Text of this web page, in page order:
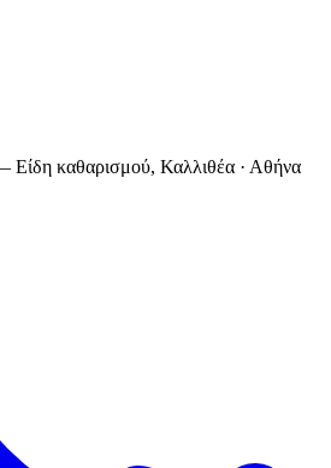
καθαρισμού, Καλλιθέα · Αθήνα